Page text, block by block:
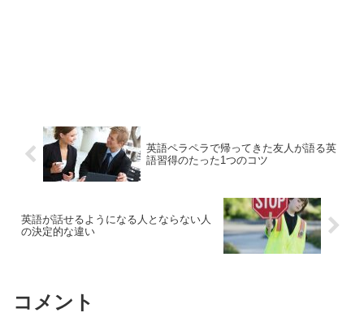
英語ペラペラで帰ってきた友人が語る英
語習得のたった1つのコツ
英語が話せるようになる人とならない人
の決定的な違い
コメント